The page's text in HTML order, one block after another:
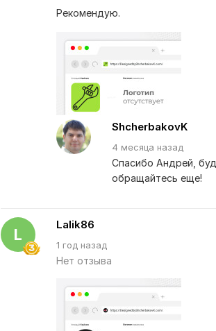
Рекомендую.
ShcherbakovK
4 месяца назад
Спасибо Андрей,
обращайтесь еще!
L
Lalik86
1 год назад
Нет отзыва